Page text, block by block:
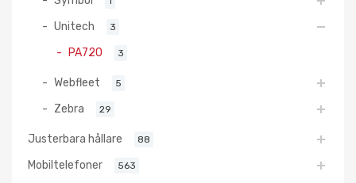
Unitech 3
PA720 3
Webfleet 5
Zebra 29
Justerbara hållare 88
Mobiltelefoner 563